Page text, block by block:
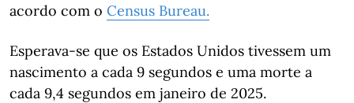
acordo com o Census Bureau.
Esperava-se que os Estados Unidos tivessem um
nascimento a cada 9 segundos e uma morte a
cada 9,4 segundos em janeiro de 2025.